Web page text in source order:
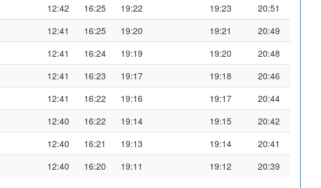
12:42 16:25 19:22 19:23
20:51
12:41 16:25 19:20 19:21
20:49
12:41 16:24 19:19 19:20
20:48
12:41 16:23 19:17 19:18
20:46
12:41 16:22 19:16 19:17
20:44
12:40 16:22 19:14 19:15
20:42
12:40 16:21 19:13 19:14
20:41
12:40 16:20 19:11 19:12 20:39